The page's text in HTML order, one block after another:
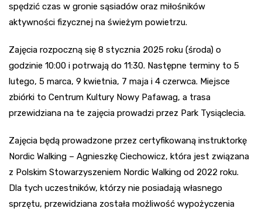
spędzić czas w gronie sąsiadów oraz miłośników
aktywności fizycznej na świeżym powietrzu.
Zajęcia rozpoczną się 8 stycznia 2025 roku (środa) o
godzinie 10:00 i potrwają do 11:30. Następne terminy to 5
lutego, 5 marca, 9 kwietnia, 7 maja i 4 czerwca. Miejsce
zbiórki to Centrum Kultury Nowy Pafawag, a trasa
przewidziana na te zajęcia prowadzi przez Park Tysiąclecia.
Zajęcia będą prowadzone przez certyfikowaną instruktorkę
Nordic Walking – Agnieszkę Ciechowicz, która jest związana
z Polskim Stowarzyszeniem Nordic Walking od 2022 roku.
Dla tych uczestników, którzy nie posiadają własnego
sprzętu, przewidziana została możliwość wypożyczenia